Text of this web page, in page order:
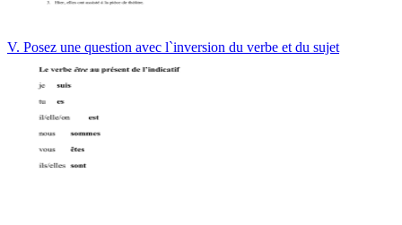
V. Posez une question avec l`inversion du verbe et du sujet